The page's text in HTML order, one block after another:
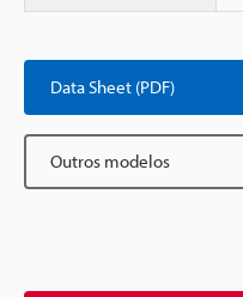
Data Sheet (PDF)
Outros modelos